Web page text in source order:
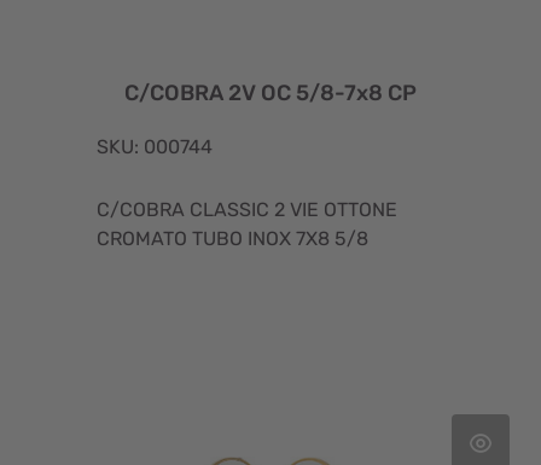
C/COBRA 2V OC 5/8-7x8 CP
SKU: 000744
C/COBRA CLASSIC 2 VIE OTTONE
CROMATO TUBO INOX 7X8 5/8